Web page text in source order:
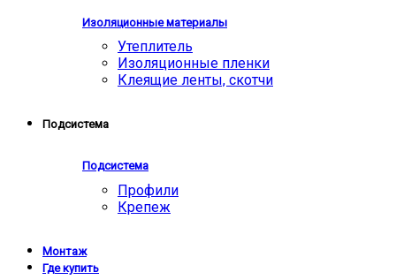
Изоляционные материалы
Утеплитель
Изоляционные пленки
Клеящие ленты, скотчи
Подсистема
Подсистема
Профили
Крепеж
Монтаж
Где купить